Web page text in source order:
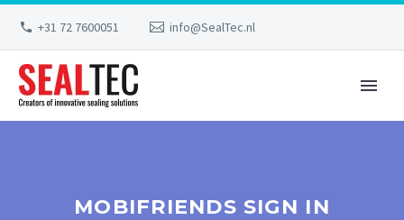
+31 72 7600051 info@SealTec.nl
MOBIFRIENDS SIGN IN